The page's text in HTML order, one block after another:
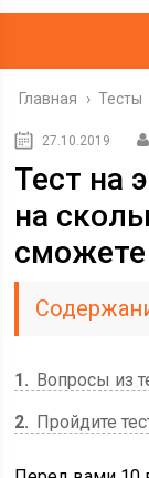
Главная › Тесты
27.10.2019
Тест на
на
сможете
1
Вопросы из
2
Пройдите